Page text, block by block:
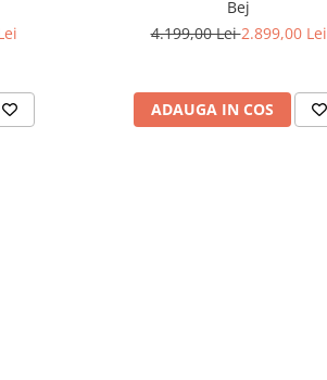
Bej
4.199,00 Lei2.899,00 Lei
ADAUGA IN COS